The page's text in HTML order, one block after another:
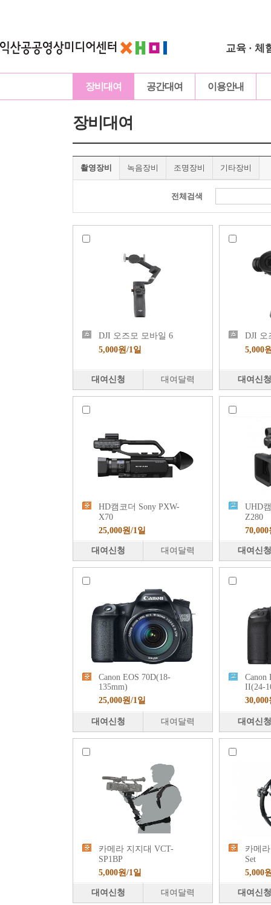
교육 · 체
장비대여 공간대여 이용안내
장비대여
촬영장비 녹음장비 조명장비 기타장비
전체검색
DJI 오즈모 모바일 6
5,000원/1일
대여신청 대여달력
DJI 오
5,000
대여신청
HD캠코더 Sony PXW-
X70
25,000원/1일
대여신청 대여달력
UHD
Z280
대여신청
Canon EOS 70D(18-
135mm)
25,000원/1일
대여신청 대여달력
Canon
II(24-
대여신청
카메라 지지대 VCT-
SP1BP
5,000원/1일
대여신청 대여달력
카메
Set
5,000
대여신청